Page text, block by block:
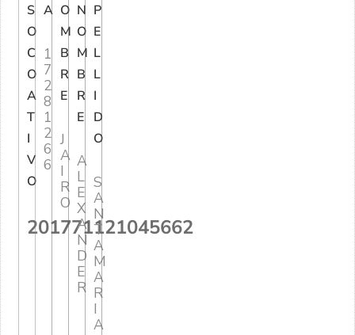
S
O
C
O
A
T
I
V
O
201771121045662
A
1
7
2
8
1
2
6
6
O
M
B
R
E
J
A
I
R
O
N
O
M
B
R
E
A
L
E
X
A
N
D
E
R
P
E
L
L
I
D
O
S
A
N
T
A
M
A
R
I
A